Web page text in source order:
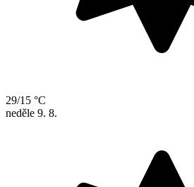
29/15 °C
neděle 9. 8.